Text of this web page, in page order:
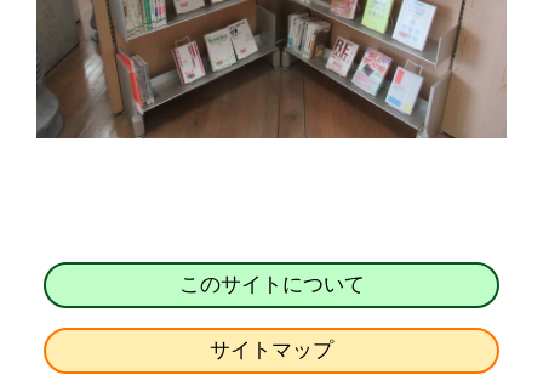
このサイトについて
サイトマップ